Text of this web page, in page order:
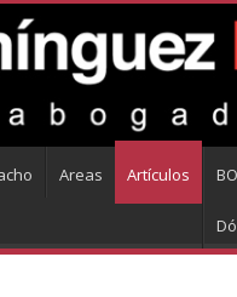
Areas Artículos